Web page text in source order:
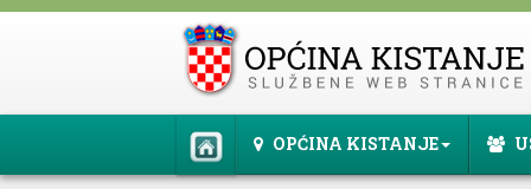
OPĆINA KISTANJE